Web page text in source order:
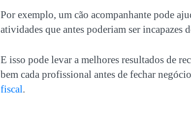
Por exemplo, um cão acompanhante pode
atividades que antes poderiam ser incapazes
E isso pode levar a melhores resultados de
bem cada profissional antes de fechar
fiscal.